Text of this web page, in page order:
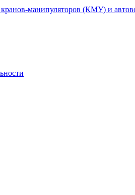
кранов-манипуляторов (КМУ) и